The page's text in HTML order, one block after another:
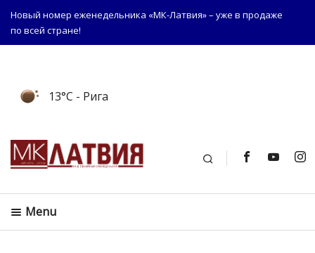
Новый номер еженедельника «МК-Латвия» – уже в продаже
по всей стране!
13°C - Рига
Поиск
Menu